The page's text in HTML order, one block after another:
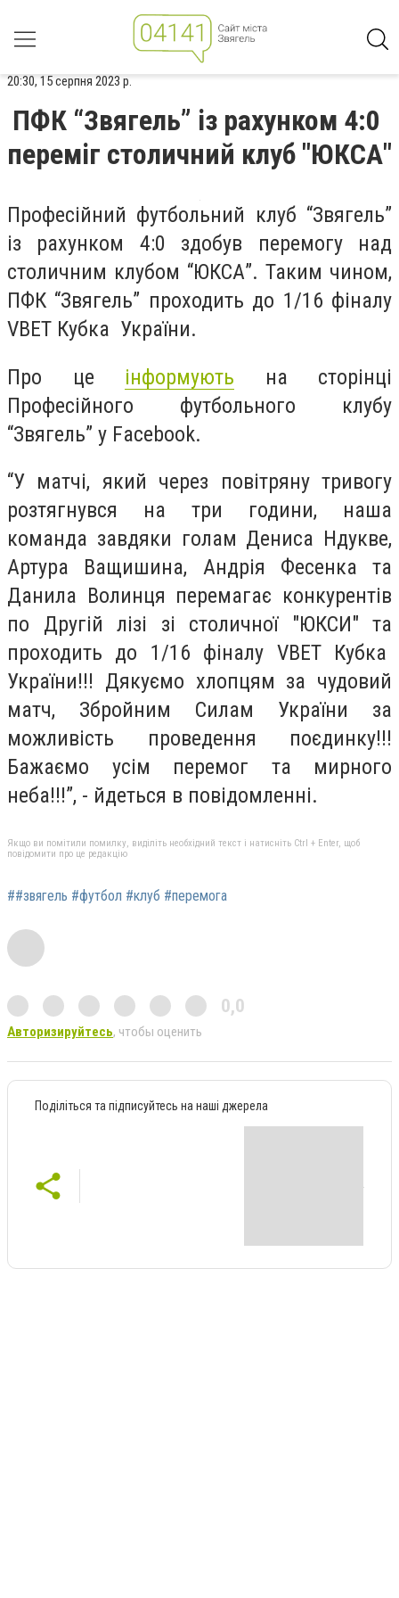
20:30, 15 серпня 2023 р.
ПФК “Звягель” із рахунком 4:0
переміг столичний клуб "ЮКСА"
Професійний футбольний клуб “Звягель”
із рахунком 4:0 здобув перемогу над
столичним клубом “ЮКСА”. Таким чином,
ПФК “Звягель” проходить до 1/16 фіналу
VBET Кубка України.
Про це інформують на сторінці
Професійного футбольного клубу
“Звягель” у Facebook.
“У матчі, який через повітряну тривогу
розтягнувся на три години, наша
команда завдяки голам Дениса Ндукве,
Артура Ващишина, Андрія Фесенка та
Данила Волинця перемагає конкурентів
по Другій лізі зі столичної "ЮКСИ" та
проходить до 1/16 фіналу VBET Кубка
України!!! Дякуємо хлопцям за чудовий
матч, Збройним Силам України за
можливість проведення поєдинку!!!
Бажаємо усім перемог та мирного
неба!!!”, - йдеться в повідомленні.
Якщо ви помітили помилку, виділіть необхідний текст і натисніть Ctrl + Enter, щоб
повідомити про це редакцію
##звягель #футбол #клуб #перемога
0,0
Авторизируйтесь, чтобы оценить
Поділіться та підписуйтесь на наші джерела